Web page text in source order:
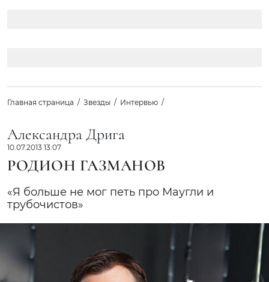
Главная страница Звезды Интервью
Александра Дрига
10.07.2013 13:07
РОДИОН ГАЗМАНОВ
«Я больше не мог петь про Маугли и
трубочистов»